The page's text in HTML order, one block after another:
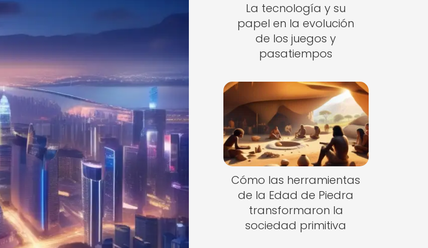
La tecnología y su
papel en la evolución
de los juegos y
pasatiempos
Cómo las herramientas
de la Edad de Piedra
transformaron la
sociedad primitiva